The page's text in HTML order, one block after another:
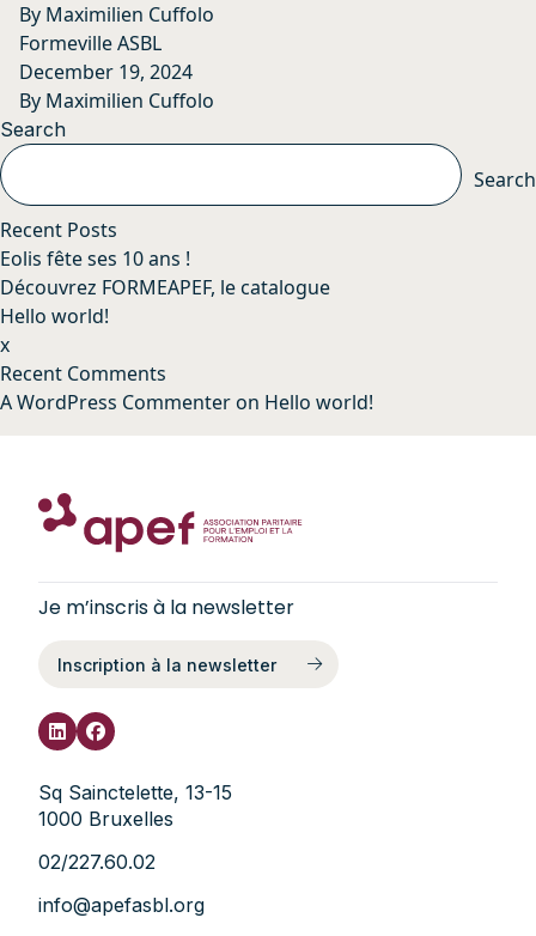
By Maximilien Cuffolo
Formeville ASBL
December 19, 2024
By Maximilien Cuffolo
Search
Search
Recent Posts
Eolis fête ses 10 ans !
Découvrez FORMEAPEF, le catalogue
Hello world!
x
Recent Comments
A WordPress Commenteron Hello world!
Je m’inscris à la newsletter
Inscription à la newsletter
Sq Sainctelette, 13-15
1000 Bruxelles
02/227.60.02
info@apefasbl.org